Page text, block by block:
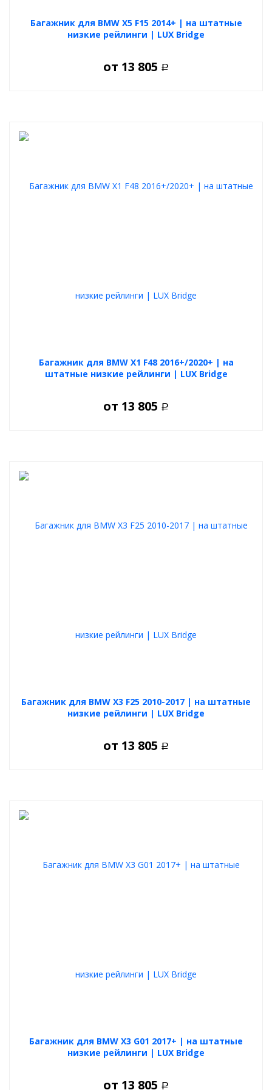
Багажник для BMW X5 F15 2014+ | на штатные
низкие рейлинги | LUX Bridge
от 13 805 Р
Багажник для BMW X1 F48 2016+/2020+ | на
штатные низкие рейлинги | LUX Bridge
от 13 805 Р
Багажник для BMW X3 F25 2010-2017 | на штатные
низкие рейлинги | LUX Bridge
от 13 805 Р
Багажник для BMW X3 G01 2017+ | на штатные
низкие рейлинги | LUX Bridge
от 13 805 Р